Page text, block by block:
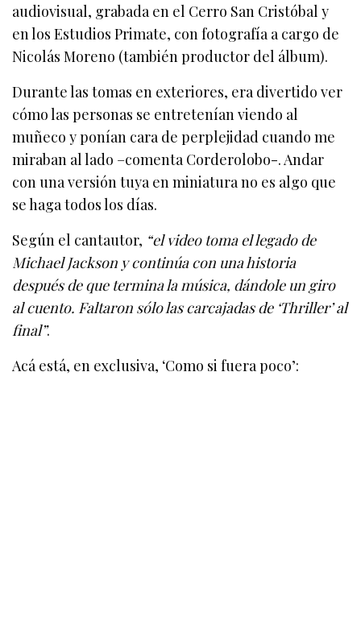
audiovisual, grabada en el Cerro San Cristóbal y
en los Estudios Primate, con fotografía a cargo de
Nicolás Moreno (también productor del álbum).
Durante las tomas en exteriores, era divertido ver
cómo las personas se entretenían viendo al
muñeco y ponían cara de perplejidad cuando me
miraban al lado –comenta Corderolobo-. Andar
con una versión tuya en miniatura no es algo que
se haga todos los días.
Según el cantautor, “el video toma el legado de
Michael Jackson y continúa con una historia
después de que termina la música, dándole un giro
al cuento. Faltaron sólo las carcajadas de ‘Thriller’ al
final”.
Acá está, en exclusiva, ‘Como si fuera poco’: